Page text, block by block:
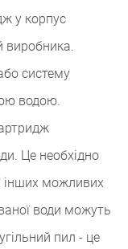
у корпус
виробника.
систему
водою.
Це необхідно
інших можливих
води можуть
пил - це